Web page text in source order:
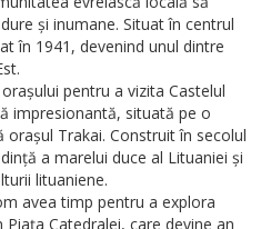
și inumane. Situat în centrul
în 1941, devenind unul dintre
pentru a vizita Castelul
impresionantă, situată pe o
orașul Trakai. Construit în secolul
a marelui duce al Lituaniei și
lituaniene.
avea timp pentru a explora
Catedralei, care devine an